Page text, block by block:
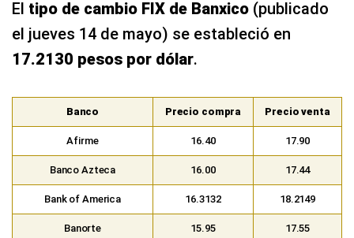
El tipo de cambio FIX de Banxico (publicado
el jueves 14 de mayo) se estableció en
17.2130 pesos por dólar.
Banco Precio compra Precio venta
Afirme 16.40 17.90
Banco Azteca 16.00 17.44
Bank of America 16.3132 18.2149
Banorte 15.95 17.55